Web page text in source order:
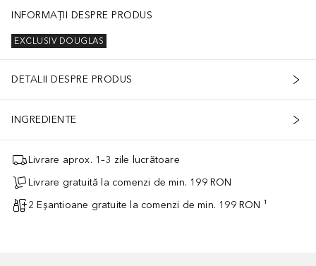
INFORMAȚII DESPRE PRODUS
EXCLUSIV DOUGLAS
DETALII DESPRE PRODUS
INGREDIENTE
Livrare aprox. 1–3 zile lucrătoare
Livrare gratuită la comenzi de min. 199 RON
2 Eșantioane gratuite la comenzi de min. 199 RON ¹